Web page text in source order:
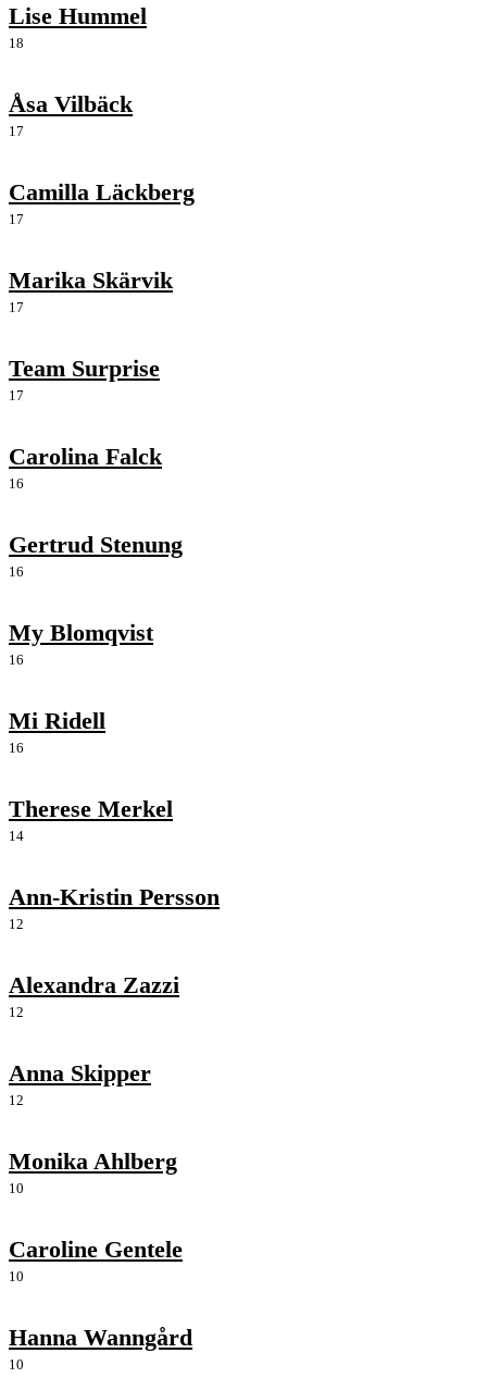
Lise Hummel
18
Åsa Vilbäck
17
Camilla Läckberg
17
Marika Skärvik
17
Team Surprise
17
Carolina Falck
16
Gertrud Stenung
16
My Blomqvist
16
Mi Ridell
16
Therese Merkel
14
Ann-Kristin Persson
12
Alexandra Zazzi
12
Anna Skipper
12
Monika Ahlberg
10
Caroline Gentele
10
Hanna Wanngård
10